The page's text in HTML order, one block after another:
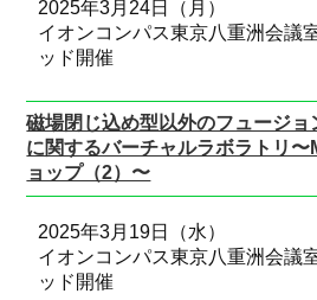
2025年3月24日（月）
イオンコンパス東京八重洲会議
ッド開催
磁場閉じ込め型以外のフュージョ
に関するバーチャルラボラトリ
ョップ（2）〜
2025年3月19日（水）
イオンコンパス東京八重洲会議
ッド開催